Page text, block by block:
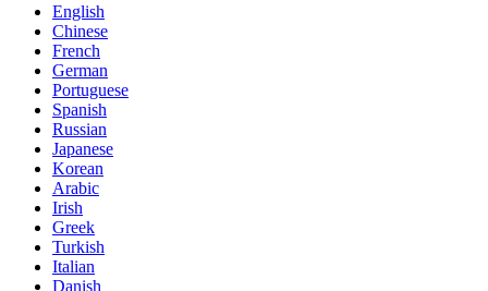
English
Chinese
French
German
Portuguese
Spanish
Russian
Japanese
Korean
Arabic
Irish
Greek
Turkish
Italian
Danish